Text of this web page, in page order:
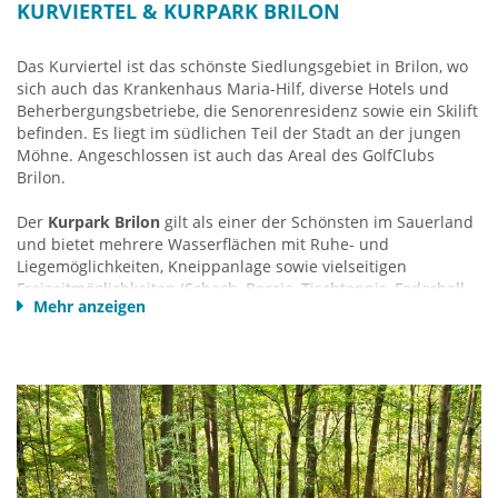
59929 Brilon
bwt@brilon.de
www.tourismus-brilon-olsberg.de
KURVIERTEL & KURPARK BRILON
Das Kurviertel ist das schönste Siedlungsgebiet in Brilon, wo
sich auch das Krankenhaus Maria-Hilf, diverse Hotels und
Beherbergungsbetriebe, die Senorenresidenz sowie ein Skilift
befinden. Es liegt im südlichen Teil der Stadt an der jungen
Möhne. Angeschlossen ist auch das Areal des GolfClubs
Brilon.
Der Kurpark Brilon gilt als einer der Schönsten im Sauerland
und bietet mehrere Wasserflächen mit Ruhe- und
Liegemöglichkeiten, Kneippanlage sowie vielseitigen
Freizeitmöglichkeiten (Schach, Boccia, Tischtennis, Federball
etc.), Kurkonzerte, geologischer Lehrpfad, Lehrstand für Imker
befindet sich die Möhnequelle und von dirt erstreckt sich ein
Wandergebiet durchs Kyrilltor hoch nach Petersborn, zur
Hiebammenhütte, zum Borberg und Ginsterkopf. Auch
RothaarsteigundBriloner Kammwegführen hier entlang.
Mehr anzeigen